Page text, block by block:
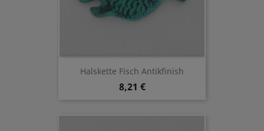
Halskette Fisch Antikfinish
8,21 €